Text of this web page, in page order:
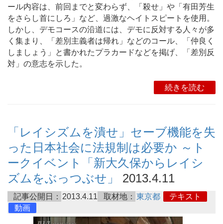
ール内容は、前回までと変わらず、「殺せ」や「有田芳生
をさらし首にしろ」など、過激なヘイトスピートを使用。
しかし、デモコースの沿道には、デモに反対する人々が多
く集まり、「差別主義者は帰れ」などのコール、「仲良く
しましょう」と書かれたプラカードなどを掲げ、「差別反
対」の意志を示した。
続きを読む
「レイシズムを潰せ」セーブ機能を失
った日本社会に法規制は必要か ～ト
ークイベント「新大久保からレイシ
ズムをぶっつぶせ」
2013.4.11
記事公開日： 2013.4.11 取材地： 東京都
テキスト
動画